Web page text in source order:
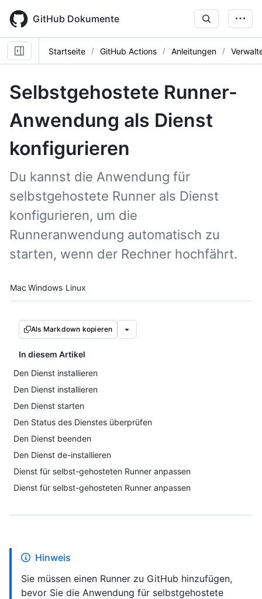
main
content
GitHub Dokumente
Startseite GitHub Actions Anleitungen
Selbstgehostete Runner-
Anwendung als Dienst
konfigurieren
Du kannst die Anwendung für
selbstgehostete Runner als Dienst
konfigurieren, um die
Runneranwendung automatisch zu
starten, wenn der Rechner hochfährt.
Platform navigation
Mac Windows Linux
Als Markdown kopieren
In diesem Artikel
Den Dienst installieren
Den Dienst installieren
Den Dienst starten
Den Status des Dienstes überprüfen
Den Dienst beenden
Den Dienst de-installieren
Dienst für selbst-gehosteten Runner anpassen
Dienst für selbst-gehosteten Runner anpassen
Hinweis
Sie müssen einen Runner zu GitHub hinzufügen,
bevor Sie die Anwendung für selbstgehostete